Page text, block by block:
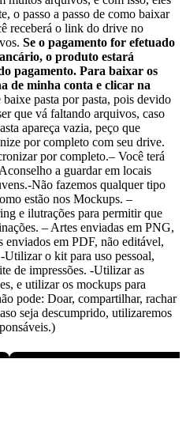
o passo a passo de como baixar
receberá o link do drive no
Se o pagamento for efetuado
o produto estará
pagamento. Para baixar os
de minha conta e clicar na
baixe pasta por pasta, pois devido
que vá faltando arquivos, caso
apareça vazia, peço que
por completo com seu drive.
por completo.– Você terá
a guardar em locais
Não fazemos qualquer tipo
estão nos Mockups. –
e ilutrações para permitir que
– Artes enviadas em PNG,
enviados em PDF, não editável,
o kit para uso pessoal,
de impressões. -Utilizar as
e utilizar os mockups para
pode: Doar, compartilhar, rachar
seja descumprido, utilizaremos